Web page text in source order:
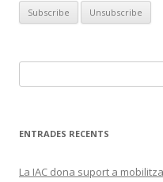
ENTRADES RECENTS
La IAC dona suport a